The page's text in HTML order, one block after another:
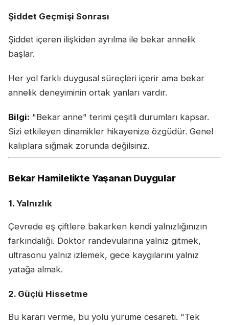
Şiddet Geçmişi Sonrası
Şiddet içeren ilişkiden ayrılma ile bekar annelik
başlar.
Her yol farklı duygusal süreçleri içerir ama bekar
annelik deneyiminin ortak yanları vardır.
Bilgi: "Bekar anne" terimi çeşitli durumları kapsar.
Sizi etkileyen dinamikler hikayenize özgüdür. Genel
kalıplara sığmak zorunda değilsiniz.
Bekar Hamilelikte Yaşanan Duygular
1. Yalnızlık
Çevrede eş çiftlere bakarken kendi yalnızlığınızın
farkındalığı. Doktor randevularına yalnız gitmek,
ultrasonu yalnız izlemek, gece kaygılarını yalnız
yatağa almak.
2. Güçlü Hissetme
Bu kararı verme, bu yolu yürüme cesareti. "Tek